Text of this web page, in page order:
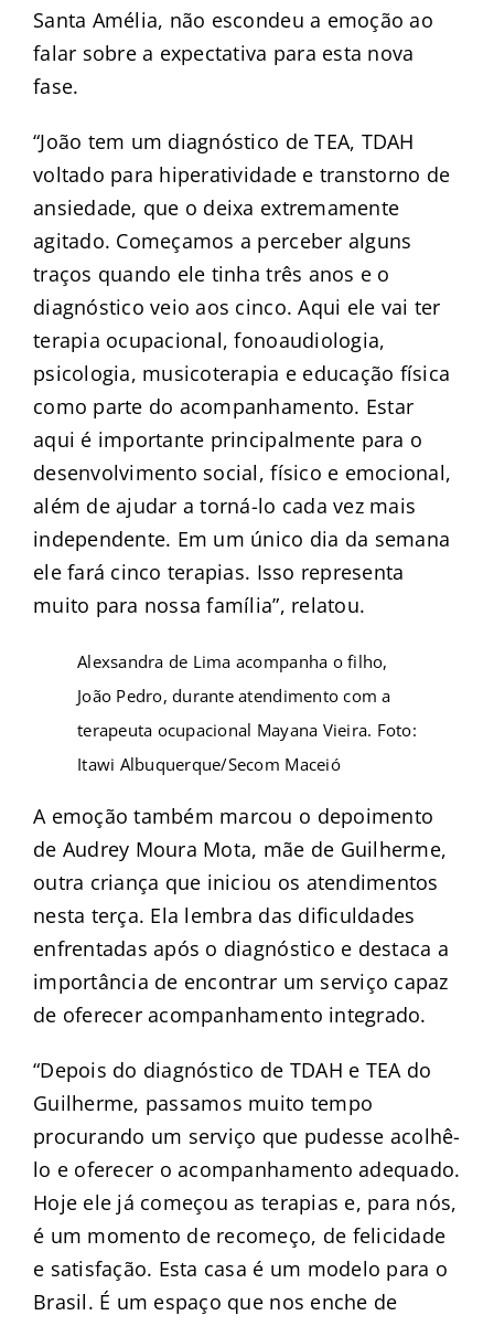
Santa Amélia, não escondeu a emoção ao
falar sobre a expectativa para esta nova
fase.
“João tem um diagnóstico de TEA, TDAH
voltado para hiperatividade e transtorno de
ansiedade, que o deixa extremamente
agitado. Começamos a perceber alguns
traços quando ele tinha três anos e o
diagnóstico veio aos cinco. Aqui ele vai ter
terapia ocupacional, fonoaudiologia,
psicologia, musicoterapia e educação física
como parte do acompanhamento. Estar
aqui é importante principalmente para o
desenvolvimento social, físico e emocional,
além de ajudar a torná-lo cada vez mais
independente. Em um único dia da semana
ele fará cinco terapias. Isso representa
muito para nossa família”, relatou.
Alexsandra de Lima acompanha o filho,
João Pedro, durante atendimento com a
terapeuta ocupacional Mayana Vieira. Foto:
Itawi Albuquerque/Secom Maceió
A emoção também marcou o depoimento
de Audrey Moura Mota, mãe de Guilherme,
outra criança que iniciou os atendimentos
nesta terça. Ela lembra das dificuldades
enfrentadas após o diagnóstico e destaca a
importância de encontrar um serviço capaz
de oferecer acompanhamento integrado.
“Depois do diagnóstico de TDAH e TEA do
Guilherme, passamos muito tempo
procurando um serviço que pudesse acolhê-
lo e oferecer o acompanhamento adequado.
Hoje ele já começou as terapias e, para nós,
é um momento de recomeço, de felicidade
e satisfação. Esta casa é um modelo para o
Brasil. É um espaço que nos enche de